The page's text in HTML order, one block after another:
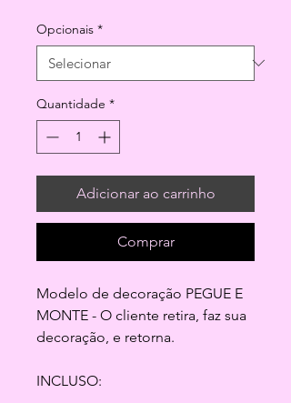
Opcionais *
Quantidade *
Adicionar ao carrinho
Comprar
Modelo de decoração PEGUE E
MONTE - O cliente retira, faz sua
decoração, e retorna.
INCLUSO: